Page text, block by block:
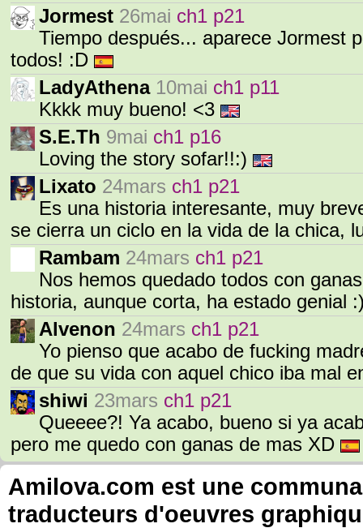
Jormest 26mai ch1 p21
Tiempo después... aparece Jormest
todos! :D
LadyAthena 10mai ch1 p11
Kkkk muy bueno! <3
S.E.Th 9mai ch1 p16
Loving the story sofar!!:)
Lixato 24mars ch1 p21
Es una historia interesante, muy
se cierra un ciclo en la vida de la chica,
Rambam 24mars ch1 p21
Nos hemos quedado todos con
historia, aunque corta, ha estado genial
Alvenon 24mars ch1 p21
Yo pienso que acabo de fucking
de que su vida con aquel chico iba mal
shiwi 23mars ch1 p21
Queeee?! Ya acabo, bueno si ya
pero me quedo con ganas de mas XD
Amilova.com est une
traducteurs d'oeuvres